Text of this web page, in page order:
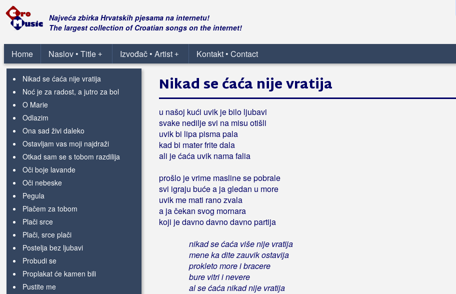
Najveća zbirka Hrvatskih pjesama na internetu!
The largest collection of Croatian songs on the internet!
Home +
Naslov • Title +
Izvođač • Artist Kontakt • Contact
Neka neka nek se zna
Neka plovi moja barka
Neću krivit cili svit
Nije u šoldima sve
Nikad se ćaća nije vratija
Noć je za radost, a jutro za bol
O Marie
Odlazim
Ona sad živi daleko
Ostavljam vas moji najdraži
Otkad sam se s tobom razdilija
Oči boje lavande
Oči nebeske
Pegula
Plačem za tobom
Plači srce
Plači, srce plači
Postelja bez ljubavi
Probudi se
Proplakat će kamen bili
Pustite me
Nikad se ćaća nije vratija
u našoj kući uvik je bilo ljubavi
svake nedilje svi na misu otišli
uvik bi lipa pisma pala
kad bi mater frite dala
ali je ćaća uvik nama falia
prošlo je vrime masline se pobrale
svi igraju buće a ja gledan u more
uvik me mati rano zvala
a ja čekan svog mornara
koji je davno davno davno partija
nikad se ćaća više nije vratija
mene ka dite zauvik ostavija
prokleto more i bracere
bure vitri i nevere
al se ćaća nikad nije vratija